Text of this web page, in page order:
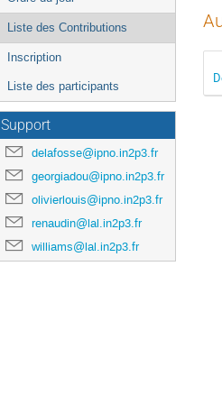
Liste des Contributions
Inscription
Liste des participants
Support
delafosse@ipno.in2p3.fr
georgiadou@ipno.in2p3.fr
olivierlouis@ipno.in2p3.fr
renaudin@lal.in2p3.fr
williams@lal.in2p3.fr